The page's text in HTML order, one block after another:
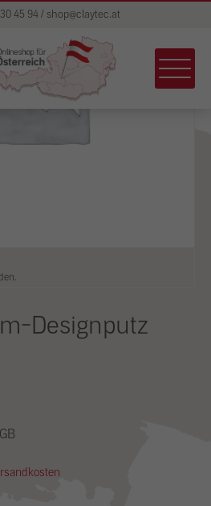
45 94 / shop@claytec.at
Designputz